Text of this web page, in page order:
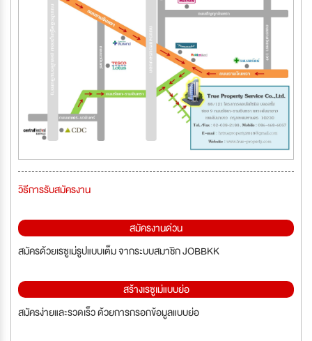
วิธีการรับสมัครงาน
สมัครงานด่วน
สมัครด้วยเรซูเม่รูปแบบเต็ม จากระบบสมาชิก JOBBKK
สร้างเรซูเม่แบบย่อ
สมัครง่ายและรวดเร็ว ด้วยการกรอกข้อมูลแบบย่อ